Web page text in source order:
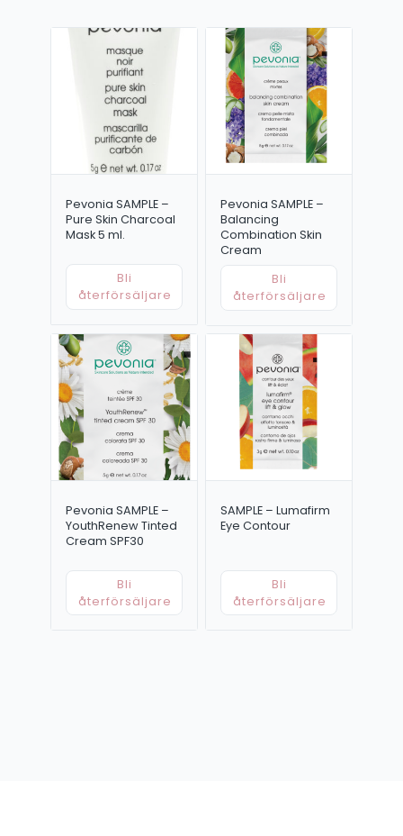
Pevonia SAMPLE –
Pure Skin Charcoal
Mask 5 ml.
Bli
återförsäljare
Pevonia SAMPLE –
Balancing
Combination Skin
Cream
Bli
återförsäljare
Pevonia SAMPLE –
YouthRenew Tinted
Cream SPF30
Bli
återförsäljare
SAMPLE – Lumafirm
Eye Contour
Bli
återförsäljare